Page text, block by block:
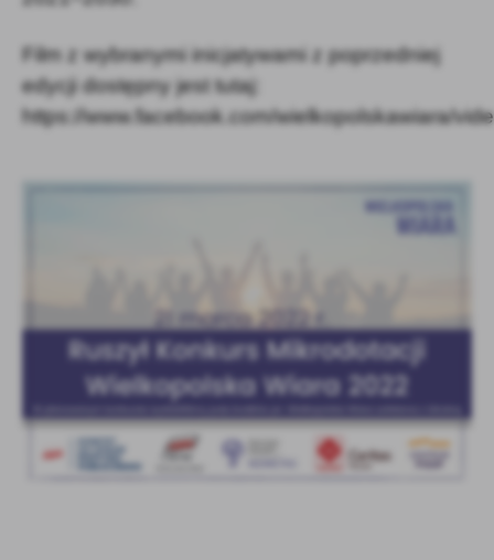
Film z wybranymi inicjatywami z poprzedniej
edycji dostępny jest tutaj:
https://www.facebook.com/wielkopolskawiara/